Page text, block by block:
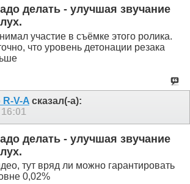
делать - улучшая звучание
участие в съёмке этого ролика.
что уровень детонации резака
V-A сказал(-а):
16:01
делать - улучшая звучание
тут вряд ли можно гарантировать
0,02%